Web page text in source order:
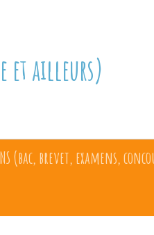
et ailleurs)
(bac, brevet, examens,